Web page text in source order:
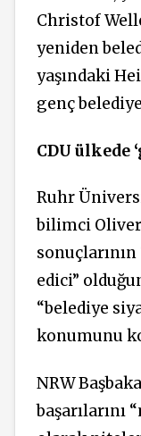
Christof
yeniden
yaşındaki
genç
CDU ülkede
Ruhr
bilimci
edici”
“belediye
konumunu
NRW
başarılarını